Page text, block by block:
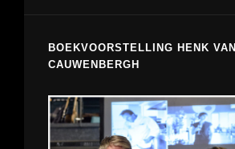
BOEKVOORSTELLING HENK VAN
CAUWENBERGH